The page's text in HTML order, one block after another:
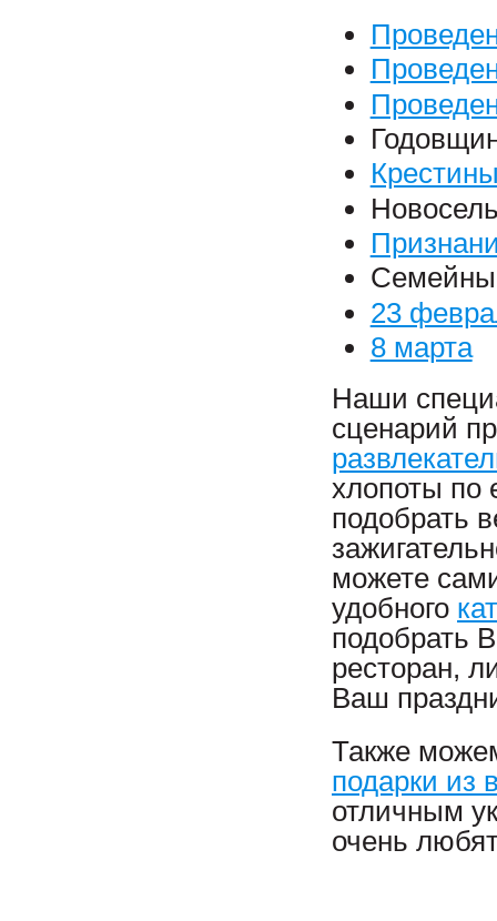
23
8 марта
Наши
сценарий
хлопоты по
подобрать
можете
удобного
подобрать
ресторан,
Ваш
Также
подарки из
отличным
очень